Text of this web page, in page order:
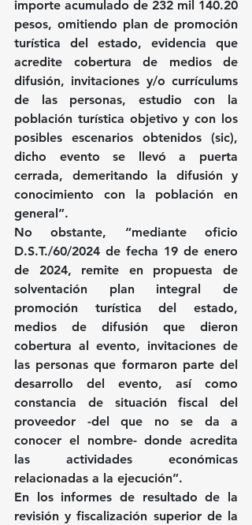
importe acumulado de 232 mil 140.20
pesos, omitiendo plan de promoción
turística del estado, evidencia que
acredite cobertura de medios de
difusión, invitaciones y/o currículums
de las personas, estudio con la
población turística objetivo y con los
posibles escenarios obtenidos (sic),
dicho evento se llevó a puerta
cerrada, demeritando la difusión y
conocimiento con la población en
general”.
No obstante, “mediante oficio
D.S.T./60/2024 de fecha 19 de enero
de 2024, remite en propuesta de
solventación plan integral de
promoción turística del estado,
medios de difusión que dieron
cobertura al evento, invitaciones de
las personas que formaron parte del
desarrollo del evento, así como
constancia de situación fiscal del
proveedor -del que no se da a
conocer el nombre- donde acredita
las actividades económicas
relacionadas a la ejecución”.
En los informes de resultado de la
revisión y fiscalización superior de la